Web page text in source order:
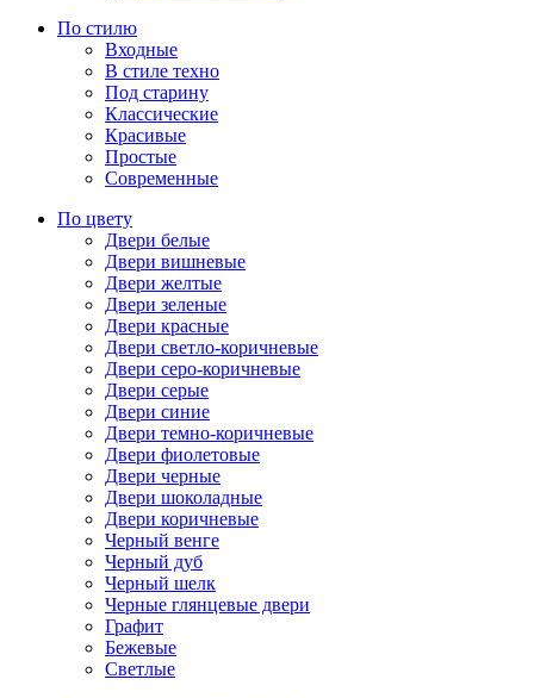
По стилю
Входные
В стиле техно
Под старину
Классические
Красивые
Простые
Современные
По цвету
Двери белые
Двери вишневые
Двери желтые
Двери зеленые
Двери красные
Двери светло-коричневые
Двери серо-коричневые
Двери серые
Двери синие
Двери темно-коричневые
Двери фиолетовые
Двери черные
Двери шоколадные
Двери коричневые
Черный венге
Черный дуб
Черный шелк
Черные глянцевые двери
Графит
Бежевые
Светлые